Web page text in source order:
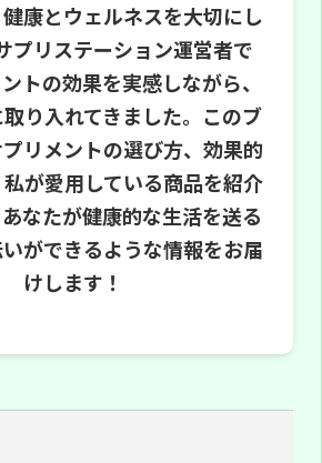
康とウェルネスを大切にし
プリステーション運営者で
トの効果を実感しながら、
り入れてきました。このブ
リメントの選び方、効果的
が愛用している商品を紹介
なたが健康的な生活を送る
ができるような情報をお届
けします！